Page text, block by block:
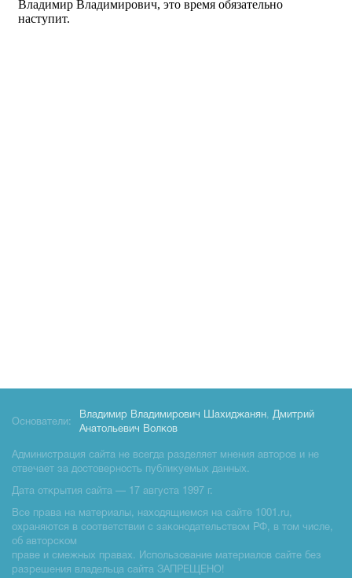
Основатели:
Владимир Владимирович Шахиджанян, Дмитрий
Анатольевич Волков
Администрация сайта не всегда разделяет мнения авторов и не
отвечает за достоверность публикуемых данных.
Дата открытия сайта — 17 августа 1997 г.
Все права на материалы, находящиемся на сайте 1001.ru,
охраняются в соответствии с законодательством РФ, в том числе,
об авторском
праве и смежных правах. Использование материалов сайте без
разрешения владельца сайта ЗАПРЕЩЕНО!